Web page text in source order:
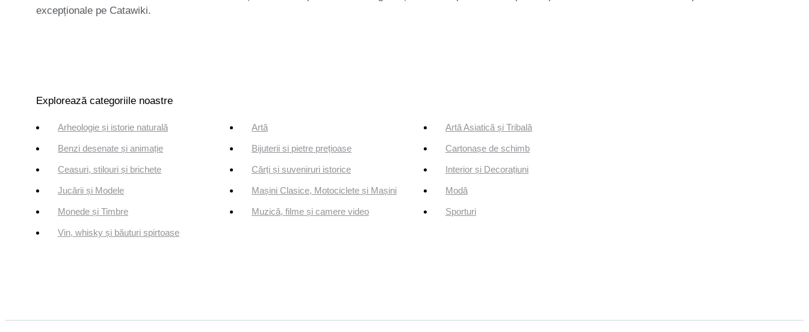
excepționale pe Catawiki.
Explorează categoriile noastre
Arheologie și istorie naturală Artă Artă Asiatică și Tribală
Benzi desenate și animație Bijuterii si pietre prețioase Cartonașe de schimb
Ceasuri, stilouri și brichete Cărți și suveniruri istorice Interior și Decorațiuni
Jucării și Modele Mașini Clasice, Motociclete și Mașini Modă
Monede și Timbre Muzică, filme și camere video Sporturi
Vin, whisky și băuturi spirtoase